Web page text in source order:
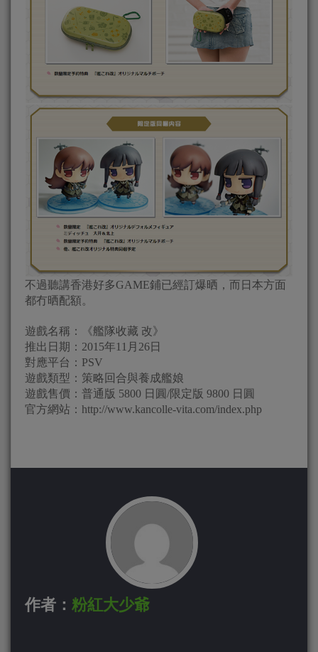
不過聽講香港好多GAME鋪已經訂爆晒，而日本方面
都冇晒配額。
遊戲名稱：《艦隊收藏 改》
推出日期：2015年11月26日
對應平台：PSV
遊戲類型：策略回合與養成艦娘
遊戲售價：普通版 5800 日圓/限定版 9800 日圓
官方網站：http://www.kancolle-vita.com/index.php
作者： 粉紅大少爺